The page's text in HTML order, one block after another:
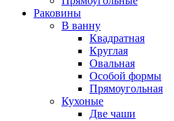
Раковины
В ванну
Квадратная
Круглая
Овальная
Особой формы
Прямоугольная
Кухоные
Две чаши